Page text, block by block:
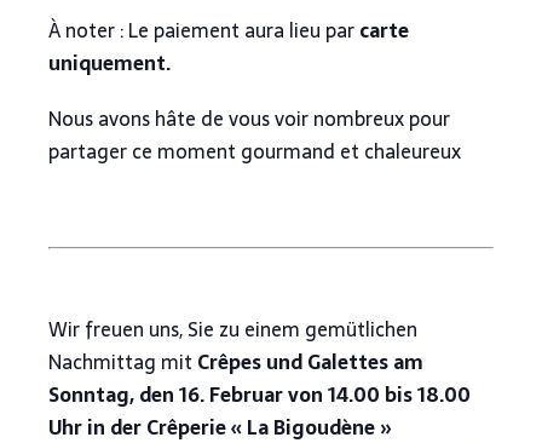
À noter : Le paiement aura lieu parcarte
uniquement.
Nous avons hâte de vous voir nombreux pour
partager ce moment gourmand et chaleureux
Wir freuen uns, Sie zu einem gemütlichen
Nachmittag mit Crêpes und Galettes am
Sonntag, den 16. Februar von 14.00 bis 18.00
Uhr in der Crêperie « La Bigoudène »